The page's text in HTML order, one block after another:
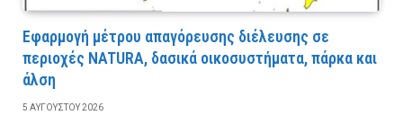
Εφαρμογή μέτρου απαγόρευσης διέλευσης σε
περιοχές NATURA, δασικά οικοσυστήματα, πάρκα και
άλση
5 ΑΥΓΟΎΣΤΟΥ 2026